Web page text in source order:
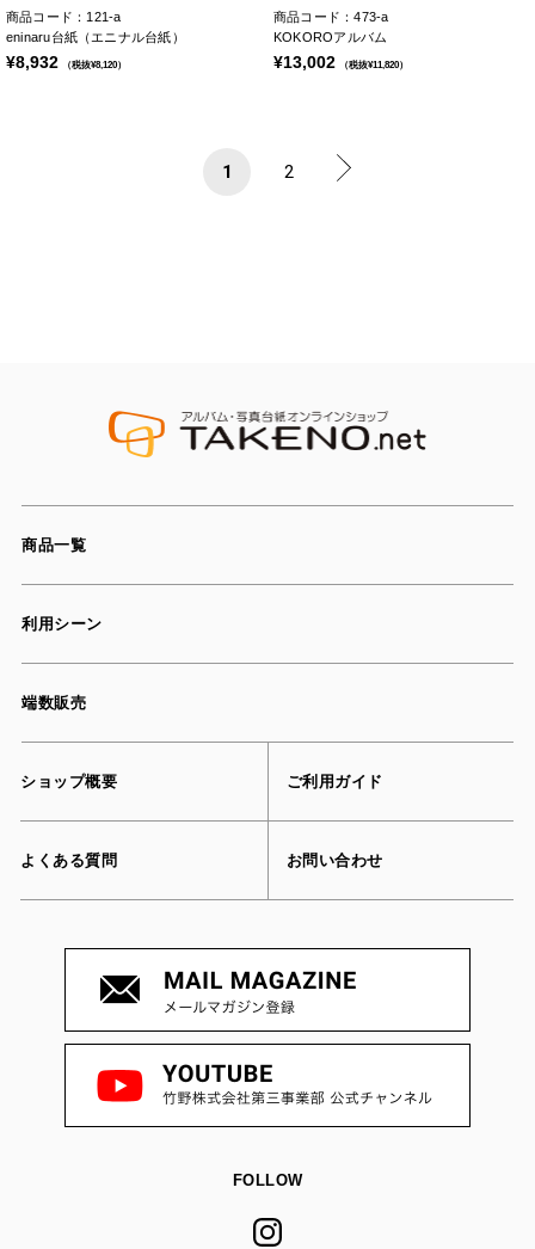
商品コード：121-a
eninaru台紙（エニナル台紙）
¥8,932 （税抜¥8,120）
商品コード：473-a
KOKOROアルバム
¥13,002 （税抜¥11,820）
1 2
商品一覧
利用シーン
端数販売
ショップ概要 ご利用ガイド
よくある質問 お問い合わせ
FOLLOW